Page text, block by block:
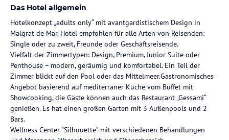
Das Hotel allgemein
Hotelkonzept „adults only“ mit avantgardistischem Design in
Malgrat de Mar. Hotel empfohlen für alle Arten von Reisenden:
Single oder zu zweit, Freunde oder Geschäftsreisende.
Vielfalt der Zimmertypen: Design, Premium, Junior Suite oder
Penthouse – modern, geräumig und komfortabel. Ein Teil der
Zimmer blickt auf den Pool oder das Mittelmeer.Gastronomisches
Angebot basierend auf mediterraner Küche vom Buffet mit
Showcooking, die Gäste können auch das Restaurant „Gessami“
genießen. Es hat einen großen Garten mit 3 Außenpools und 2
Bars.
Wellness Center "Silhouette" mit verschiedenen Behandlungen